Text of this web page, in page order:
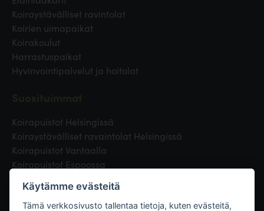
Koiraystävälliset ravintolat
Koirien uimapaikat
Koirakoulut
Harrastuspaikat
Hyvinvointipalvelut ja hoitolat
Koirapuistot Helsingissä
Koiraystävälliset ravaintolat Helsingissä
Koirapuistot Vantaalla
Koirapuistot Espoossa
Eläinlääkäri Helsingissä
Koirapuistot Tampereella
Käytämme evästeitä
Tämä verkkosivusto tallentaa tietoja, kuten evästeitä,